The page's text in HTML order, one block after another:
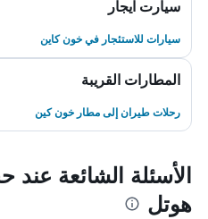
سيارت ايجار
سيارات للاستئجار في خون كاين
المطارات القريبة
رحلات طيران إلى مطار خون كين
الأسئلة الشائعة
هوتل